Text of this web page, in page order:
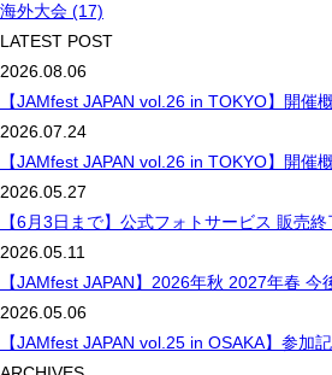
海外大会 (17)
LATEST POST
2026.08.06
【JAMfest JAPAN vol.26 in TOKYO】開催
2026.07.24
【JAMfest JAPAN vol.26 in TOKYO】開催
2026.05.27
【6月3日まで】公式フォトサービス 販売終
2026.05.11
【JAMfest JAPAN】2026年秋 2027年春
2026.05.06
【JAMfest JAPAN vol.25 in OSAKA】参加